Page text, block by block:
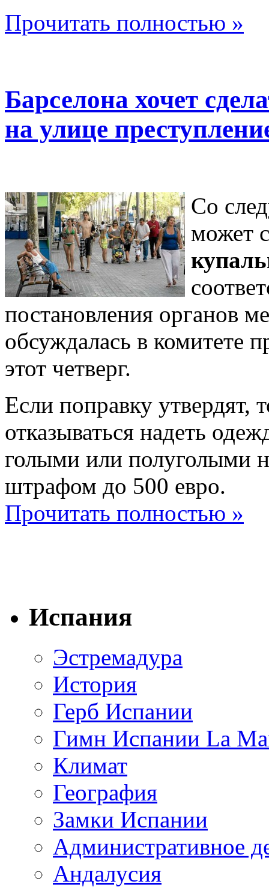
Прочитать полностью »
Барселона хочет
на улице
Со
может
постановления органов
обсуждалась в комитете
этот четверг.
Если поправку утвердят,
отказываться надеть
голыми или полуголыми
штрафом до 500 евро.
Прочитать полностью »
Испания
Эстремадура
История
Герб Испании
Гимн Испании La
Климат
География
Замки Испании
Административное
Андалусия